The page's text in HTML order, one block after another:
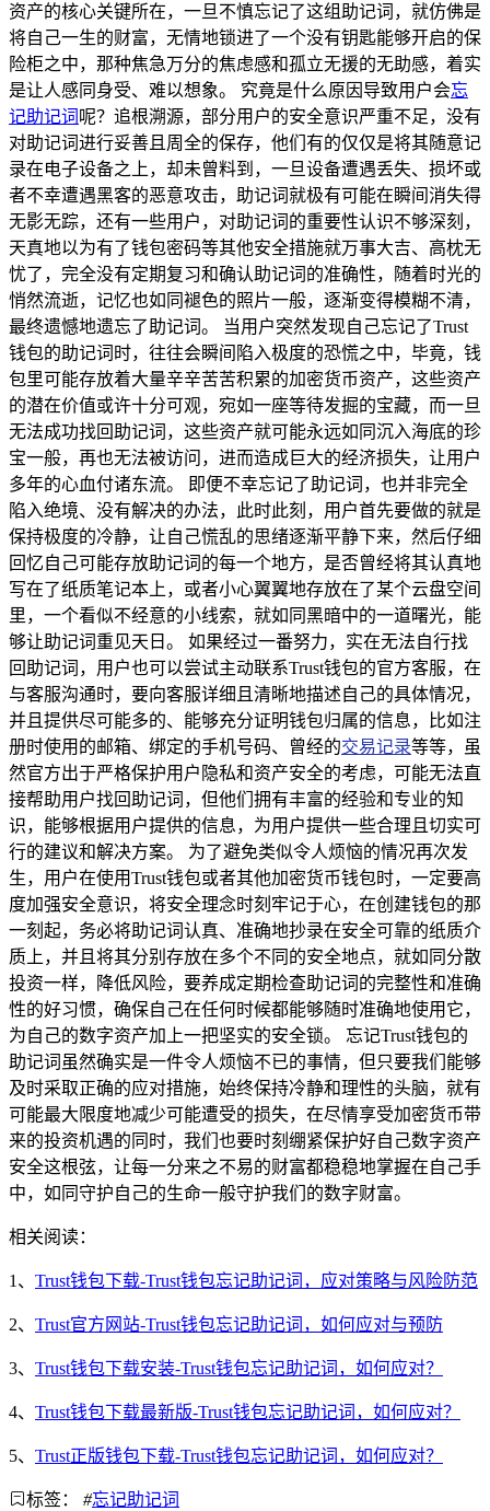
资产的核心关键所在，一旦不慎忘记了这组助记词，就仿佛是
将自己一生的财富，无情地锁进了一个没有钥匙能够开启的保
险柜之中，那种焦急万分的焦虑感和孤立无援的无助感，着实
是让人感同身受、难以想象。 究竟是什么原因导致用户会忘
记助记词 呢？追根溯源，部分用户的安全意识严重不足，没有
对助记词进行妥善且周全的保存，他们有的仅仅是将其随意记
录在电子设备之上，却未曾料到，一旦设备遭遇丢失、损坏或
者不幸遭遇黑客的恶意攻击，助记词就极有可能在瞬间消失得
无影无踪，还有一些用户，对助记词的重要性认识不够深刻，
天真地以为有了钱包密码等其他安全措施就万事大吉、高枕无
忧了，完全没有定期复习和确认助记词的准确性，随着时光的
悄然流逝，记忆也如同褪色的照片一般，逐渐变得模糊不清，
最终遗憾地遗忘了助记词。 当用户突然发现自己忘记了Trust
钱包的助记词时，往往会瞬间陷入极度的恐慌之中，毕竟，钱
包里可能存放着大量辛辛苦苦积累的加密货币资产，这些资产
的潜在价值或许十分可观，宛如一座等待发掘的宝藏，而一旦
无法成功找回助记词，这些资产就可能永远如同沉入海底的珍
宝一般，再也无法被访问，进而造成巨大的经济损失，让用户
多年的心血付诸东流。 即便不幸忘记了助记词，也并非完全
陷入绝境、没有解决的办法，此时此刻，用户首先要做的就是
保持极度的冷静，让自己慌乱的思绪逐渐平静下来，然后仔细
回忆自己可能存放助记词的每一个地方，是否曾经将其认真地
写在了纸质笔记本上，或者小心翼翼地存放在了某个云盘空间
里，一个看似不经意的小线索，就如同黑暗中的一道曙光，能
够让助记词重见天日。 如果经过一番努力，实在无法自行找
回助记词，用户也可以尝试主动联系Trust钱包的官方客服，在
与客服沟通时，要向客服详细且清晰地描述自己的具体情况，
并且提供尽可能多的、能够充分证明钱包归属的信息，比如注
册时使用的邮箱、绑定的手机号码、曾经的交易记录等等，虽
然官方出于严格保护用户隐私和资产安全的考虑，可能无法直
接帮助用户找回助记词，但他们拥有丰富的经验和专业的知
识，能够根据用户提供的信息，为用户提供一些合理且切实可
行的建议和解决方案。 为了避免类似令人烦恼的情况再次发
生，用户在使用Trust钱包或者其他加密货币钱包时，一定要高
度加强安全意识，将安全理念时刻牢记于心，在创建钱包的那
一刻起，务必将助记词认真、准确地抄录在安全可靠的纸质介
质上，并且将其分别存放在多个不同的安全地点，就如同分散
投资一样，降低风险，要养成定期检查助记词的完整性和准确
性的好习惯，确保自己在任何时候都能够随时准确地使用它，
为自己的数字资产加上一把坚实的安全锁。 忘记Trust钱包的
助记词虽然确实是一件令人烦恼不已的事情，但只要我们能够
及时采取正确的应对措施，始终保持冷静和理性的头脑，就有
可能最大限度地减少可能遭受的损失，在尽情享受加密货币带
来的投资机遇的同时，我们也要时刻绷紧保护好自己数字资产
安全这根弦，让每一分来之不易的财富都稳稳地掌握在自己手
中，如同守护自己的生命一般守护我们的数字财富。
相关阅读：
1、 Trust钱包下载-Trust钱包忘记助记词，应对策略与风险防范
2、 Trust官方网站-Trust钱包忘记助记词，如何应对与预防
3、 Trust钱包下载安装-Trust钱包忘记助记词，如何应对？
4、 Trust钱包下载最新版-Trust钱包忘记助记词，如何应对？
5、 Trust正版钱包下载-Trust钱包忘记助记词，如何应对？
标签： #忘记助记词